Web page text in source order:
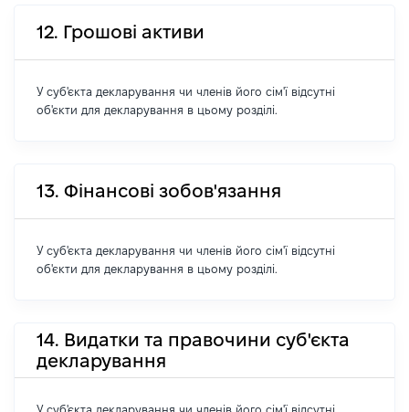
12. Грошові активи
У суб'єкта декларування чи членів його сім'ї відсутні
об'єкти для декларування в цьому розділі.
13. Фінансові зобов'язання
У суб'єкта декларування чи членів його сім'ї відсутні
об'єкти для декларування в цьому розділі.
14. Видатки та правочини суб'єкта
декларування
У суб'єкта декларування чи членів його сім'ї відсутні